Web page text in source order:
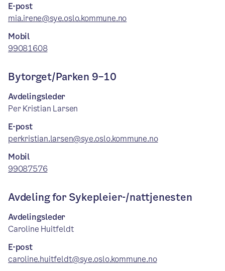
E-post
mia.irene@sye.oslo.kommune.no
Mobil
99081608
Bytorget/Parken 9–10
Avdelingsleder
Per Kristian Larsen
E-post
perkristian.larsen@sye.oslo.kommune.no
Mobil
99087576
Avdeling for Sykepleier-/nattjenesten
Avdelingsleder
Caroline Huitfeldt
E-post
caroline.huitfeldt@sye.oslo.kommune.no